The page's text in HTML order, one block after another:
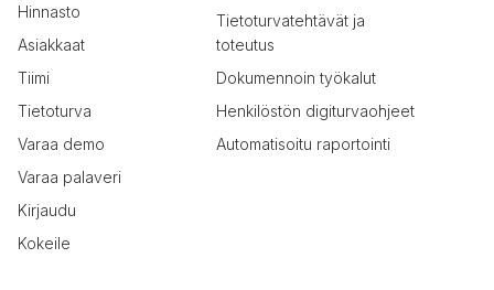
Hinnasto
Asiakkaat
Tiimi
Tietoturva
Varaa demo
Varaa palaveri
Kirjaudu
Kokeile
Tietoturvatehtävät ja
toteutus
Dokumennoin työkalut
Henkilöstön digiturvaohjeet
Automatisoitu raportointi